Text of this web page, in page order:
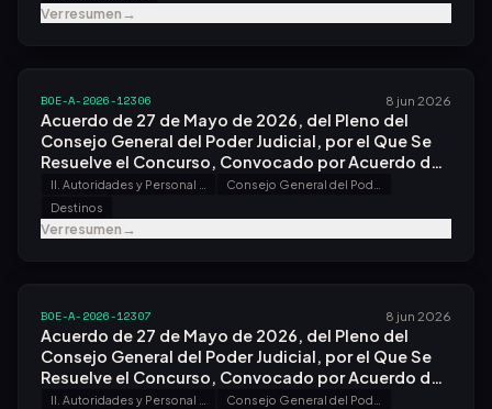
Ver resumen→
BOE-A-2026-12306 8 jun 2026
Acuerdo de 27 de Mayo de 2026, del Pleno del
Consejo General del Poder Judicial, por el Que Se
Resuelve el Concurso, Convocado por Acuerdo de
24 de Marzo de 2026, en la Secretaría General.
Destinos
Ver resumen→
BOE-A-2026-12307 8 jun 2026
Acuerdo de 27 de Mayo de 2026, del Pleno del
Consejo General del Poder Judicial, por el Que Se
Resuelve el Concurso, Convocado por Acuerdo de
3 de Marzo de 2026, en el Servicio de Inspección.